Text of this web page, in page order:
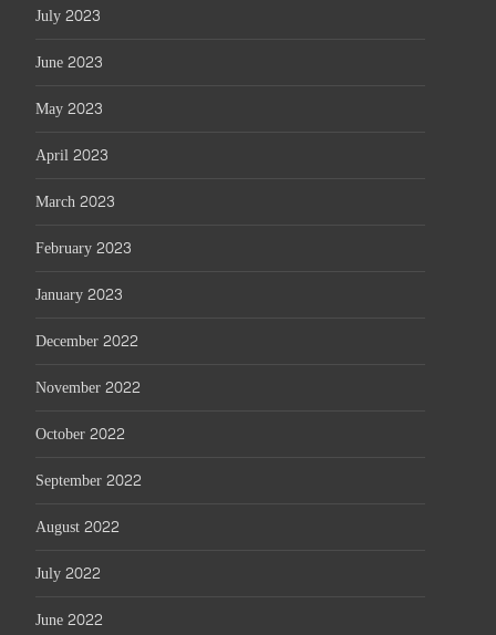
July 2023
June 2023
May 2023
April 2023
March 2023
February 2023
January 2023
December 2022
November 2022
October 2022
September 2022
August 2022
July 2022
June 2022